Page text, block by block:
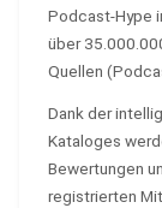
Podcast-Hype
über
Quellen
Dank der
Kataloges
Bewertungen
registrierten